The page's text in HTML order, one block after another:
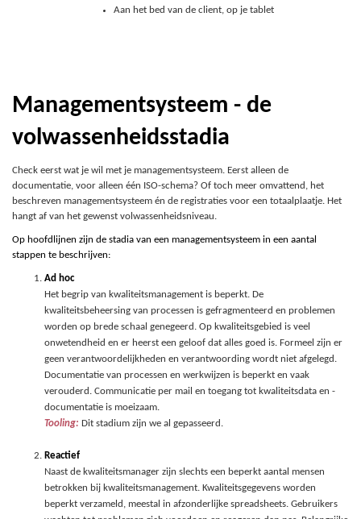
Aan het bed van de client, op je tablet
Managementsysteem - de
volwassenheidsstadia
Check eerst wat je wil met je managementsysteem. Eerst alleen de
documentatie, voor alleen één ISO-schema? Of toch meer omvattend, het
beschreven managementsysteem én de registraties voor een totaalplaatje. Het
hangt af van het gewenst volwassenheidsniveau.
Op hoofdlijnen zijn de stadia van een managementsysteem in een aantal
stappen te beschrijven:
Ad hoc
Het begrip van kwaliteitsmanagement is beperkt. De
kwaliteitsbeheersing van processen is gefragmenteerd en problemen
worden op brede schaal genegeerd. Op kwaliteitsgebied is veel
onwetendheid en er heerst een geloof dat alles goed is. Formeel zijn er
geen verantwoordelijkheden en verantwoording wordt niet afgelegd.
Documentatie van processen en werkwijzen is beperkt en vaak
verouderd. Communicatie per mail en toegang tot kwaliteitsdata en -
documentatie is moeizaam.
Tooling: Dit stadium zijn we al gepasseerd.
Reactief
Naast de kwaliteitsmanager zijn slechts een beperkt aantal mensen
betrokken bij kwaliteitsmanagement. Kwaliteitsgegevens worden
beperkt verzameld, meestal in afzonderlijke spreadsheets. Gebruikers